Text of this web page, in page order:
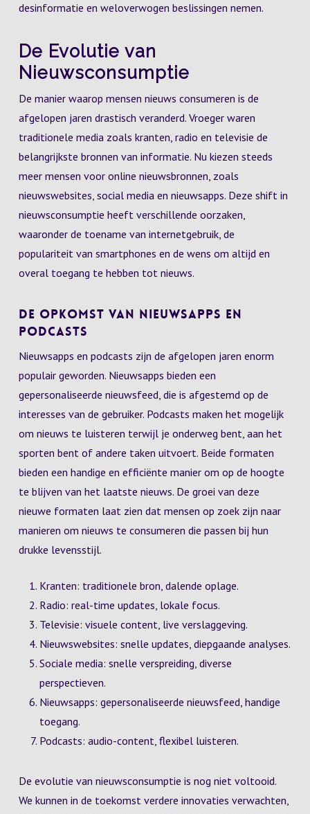
desinformatie en weloverwogen beslissingen nemen.
De Evolutie van
Nieuwsconsumptie
De manier waarop mensen nieuws consumeren is de
afgelopen jaren drastisch veranderd. Vroeger waren
traditionele media zoals kranten, radio en televisie de
belangrijkste bronnen van informatie. Nu kiezen steeds
meer mensen voor online nieuwsbronnen, zoals
nieuwswebsites, social media en nieuwsapps. Deze shift in
nieuwsconsumptie heeft verschillende oorzaken,
waaronder de toename van internetgebruik, de
populariteit van smartphones en de wens om altijd en
overal toegang te hebben tot nieuws.
De Opkomst van Nieuwsapps en
Podcasts
Nieuwsapps en podcasts zijn de afgelopen jaren enorm
populair geworden. Nieuwsapps bieden een
gepersonaliseerde nieuwsfeed, die is afgestemd op de
interesses van de gebruiker. Podcasts maken het mogelijk
om nieuws te luisteren terwijl je onderweg bent, aan het
sporten bent of andere taken uitvoert. Beide formaten
bieden een handige en efficiënte manier om op de hoogte
te blijven van het laatste nieuws. De groei van deze
nieuwe formaten laat zien dat mensen op zoek zijn naar
manieren om nieuws te consumeren die passen bij hun
drukke levensstijl.
Kranten: traditionele bron, dalende oplage.
Radio: real-time updates, lokale focus.
Televisie: visuele content, live verslaggeving.
Nieuwswebsites: snelle updates, diepgaande analyses.
Sociale media: snelle verspreiding, diverse
perspectieven.
Nieuwsapps: gepersonaliseerde nieuwsfeed, handige
toegang.
Podcasts: audio-content, flexibel luisteren.
De evolutie van nieuwsconsumptie is nog niet voltooid.
We kunnen in de toekomst verdere innovaties verwachten,